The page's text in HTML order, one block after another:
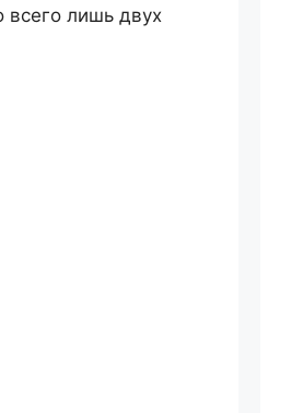
всего лишь двух